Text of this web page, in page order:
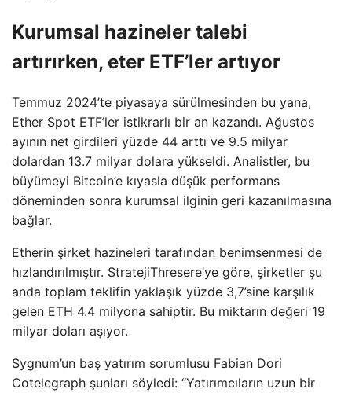
Kurumsal hazineler talebi
artırırken, eter ETF’ler artıyor
Temmuz 2024’te piyasaya sürülmesinden bu yana,
Ether Spot ETF’ler istikrarlı bir an kazandı. Ağustos
ayının net girdileri yüzde 44 arttı ve 9.5 milyar
dolardan 13.7 milyar dolara yükseldi. Analistler, bu
büyümeyi Bitcoin’e kıyasla düşük performans
döneminden sonra kurumsal ilginin geri kazanılmasına
bağlar.
Etherin şirket hazineleri tarafından benimsenmesi de
hızlandırılmıştır. StratejiThresere’ye göre, şirketler şu
anda toplam teklifin yaklaşık yüzde 3,7’sine karşılık
gelen ETH 4.4 milyona sahiptir. Bu miktarın değeri 19
milyar doları aşıyor.
Sygnum’un baş yatırım sorumlusu Fabian Dori
Cotelegraph şunları söyledi: “Yatırımcıların uzun bir